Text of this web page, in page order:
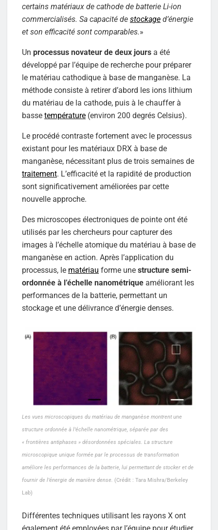
certains matériaux de cathode de batterie Li-ion
commercialisés. Sa capacité de stockage d’énergie
et son efficacité sont comparables.»
Un processus novateur de deux jours a été
développé par l’équipe de recherche pour préparer
le matériau cathodique à base de manganèse. La
méthode consiste à retirer d’abord les ions lithium
du matériau de la cathode, puis à le chauffer à
basse température (environ 200 degrés Celsius).
Le procédé contraste fortement avec le processus
existant pour les matériaux DRX à base de
manganèse, nécessitant plus de trois semaines de
traitement. L’efficacité et la rapidité de production
sont significativement améliorées par cette
nouvelle approche.
Des microscopes électroniques de pointe ont été
utilisés par les chercheurs pour capturer des
images à l’échelle atomique du matériau à base de
manganèse en action. Après l’application du
processus, le matériau forme une structure semi-
ordonnée à l’échelle nanométrique améliorant les
performances de la batterie, permettant un
stockage et une délivrance d’énergie denses.
Les vues microscopiques du matériau de manganèse montrent une
structure ordonnée à l’échelle nanométrique, séparée par des
« frontières antiphases » désordonnées spéciales. La structure
microscopique unique formée par le processus de transformation
améliore les performances de la batterie, lui permettant de stocker et de
fournir de l’énergie de manière dense. (Crédit : Tara Mishra/Berkeley
Lab)
Différentes techniques utilisant les rayons X ont